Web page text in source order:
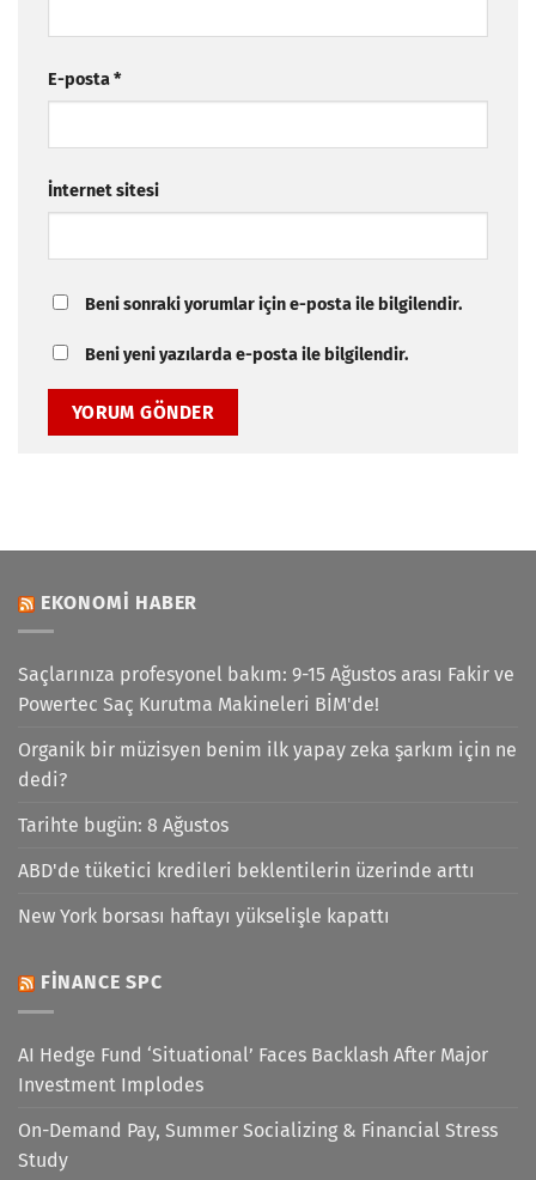
E-posta*
İnternet sitesi
Beni sonraki yorumlar için e-posta ile bilgilendir.
Beni yeni yazılarda e-posta ile bilgilendir.
EKONOMI HABER
Saçlarınıza profesyonel bakım: 9-15 Ağustos arası Fakir ve
Powertec Saç Kurutma Makineleri BİM'de!
Organik bir müzisyen benim ilk yapay zeka şarkım için ne
dedi?
Tarihte bugün: 8 Ağustos
ABD'de tüketici kredileri beklentilerin üzerinde arttı
New York borsası haftayı yükselişle kapattı
FINANCE SPC
AI Hedge Fund ‘Situational’ Faces Backlash After Major
Investment Implodes
On-Demand Pay, Summer Socializing & Financial Stress
Study